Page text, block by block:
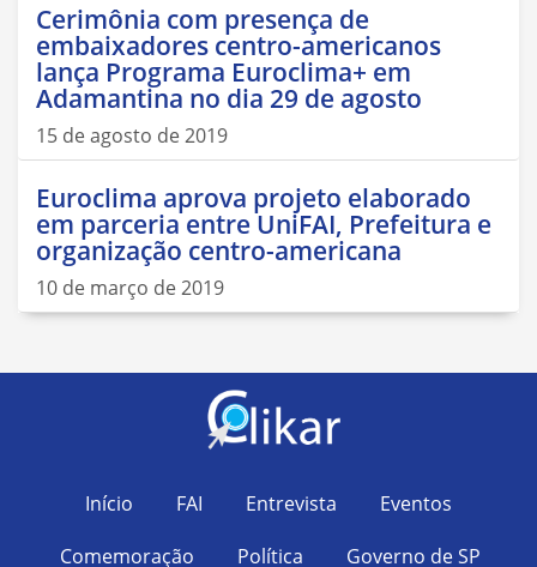
Cerimônia com presença de
embaixadores centro-americanos
lança Programa Euroclima+ em
Adamantina no dia 29 de agosto
15 de agosto de 2019
Euroclima aprova projeto elaborado
em parceria entre UniFAI, Prefeitura e
organização centro-americana
10 de março de 2019
Início FAI Entrevista
Eventos
Comemoração
Política Governo de SP